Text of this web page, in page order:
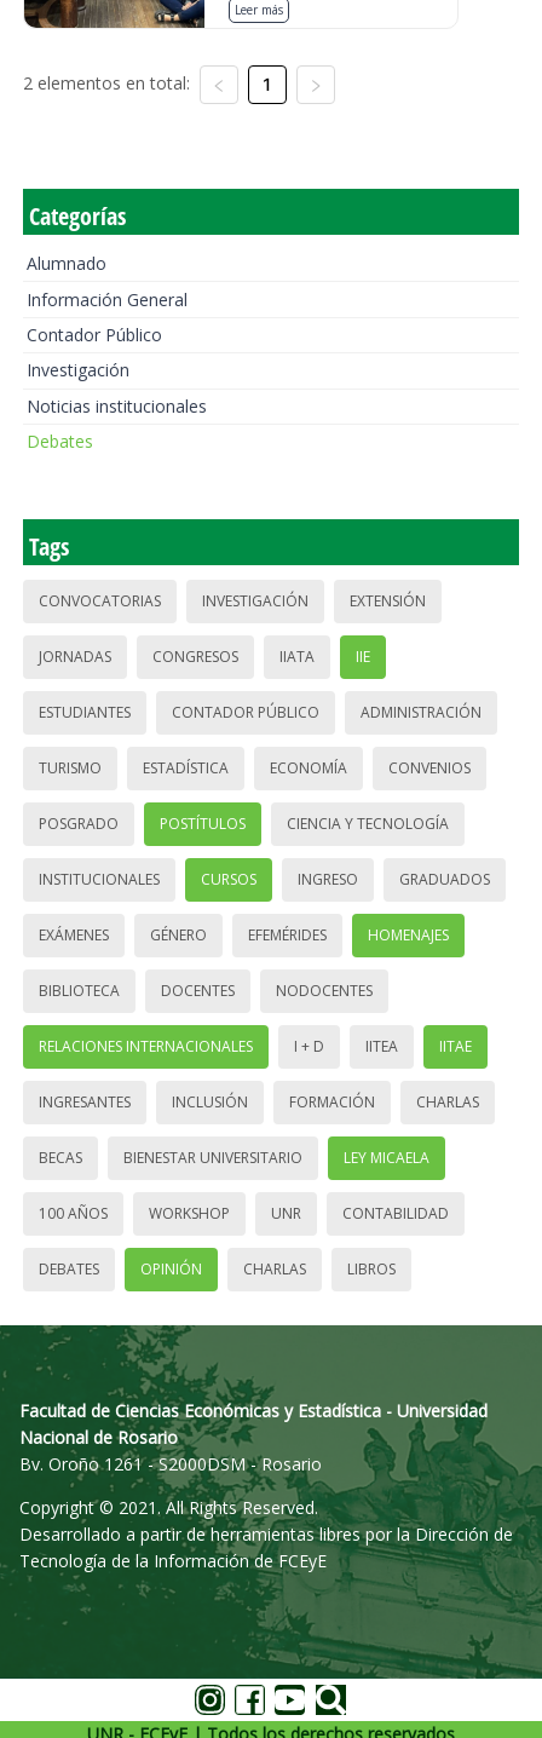
Leer más
2 elementos en total: 1
Categorías
Alumnado
Información General
Contador Público
Investigación
Noticias institucionales
Debates
Tags
CONVOCATORIAS INVESTIGACIÓN EXTENSIÓN
JORNADAS CONGRESOS IIATA IIE
ESTUDIANTES CONTADOR PÚBLICO ADMINISTRACIÓN
TURISMO ESTADÍSTICA ECONOMÍA CONVENIOS
POSGRADO POSTÍTULOS CIENCIA Y TECNOLOGÍA
INSTITUCIONALES CURSOS INGRESO GRADUADOS
EXÁMENES GÉNERO EFEMÉRIDES HOMENAJES
BIBLIOTECA DOCENTES NODOCENTES
RELACIONES INTERNACIONALES I + D IITEA IITAE
INGRESANTES INCLUSIÓN FORMACIÓN CHARLAS
BECAS BIENESTAR UNIVERSITARIO LEY MICAELA
100 AÑOS WORKSHOP UNR CONTABILIDAD
DEBATES OPINIÓN CHARLAS LIBROS
Facultad de Ciencias Económicas y Estadística - Universidad
Nacional de Rosario
Bv. Oroño 1261 - S2000DSM - Rosario
Copyright © 2021. All Rights Reserved.
Desarrollado a partir de herramientas libres por la Dirección de
Tecnología de la Información de FCEyE